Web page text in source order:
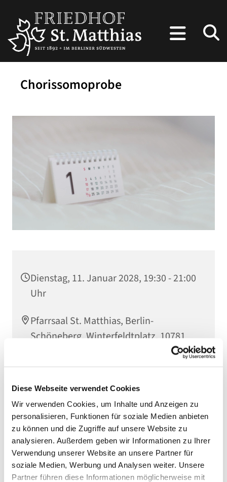
Diese Webseite verwendet Cookies
Wir verwenden Cookies, um Inhalte und Anzeigen zu
personalisieren, Funktionen für soziale Medien anbieten
zu können und die Zugriffe auf unsere Website zu
analysieren. Außerdem geben wir Informationen zu Ihrer
Verwendung unserer Website an unsere Partner für
soziale Medien, Werbung und Analysen weiter. Unsere
Partner führen diese Informationen möglicherweise mit
Chorissomoprobe
Dienstag, 11. Januar 2028, 19:30 - 21:00
Uhr
Pfarrsaal St. Matthias, Berlin-
Schöneberg, Winterfeldtplatz, 10781